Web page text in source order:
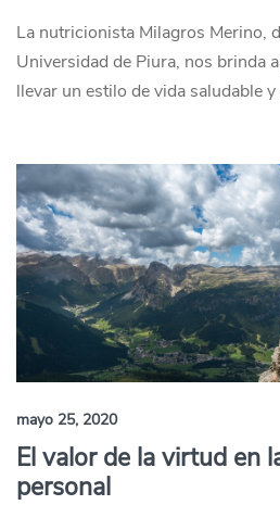
La nutricionista Milagros Merino,
Universidad de Piura, nos brinda
llevar un estilo de vida saludable
mayo 25, 2020
El valor de la virtud en
personal